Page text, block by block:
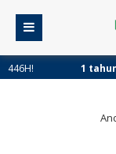
1 tahun yang lalu/